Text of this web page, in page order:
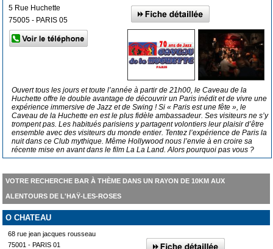
5 Rue Huchette
75005 - PARIS 05
Ouvert tous les jours et toute l’année à partir de 21h00, le Caveau de la
Huchette offre le double avantage de découvrir un Paris inédit et de vivre une
expérience immersive de Jazz et de Swing ! Si « Paris est une fête », le
Caveau de la Huchette en est le plus fidèle ambassadeur. Ses visiteurs ne s’y
trompent pas. Les habitués parisiens y partagent volontiers leur plaisir d’être
ensemble avec des visiteurs du monde entier. Tentez l’expérience de Paris la
nuit dans ce Club mythique. Même Hollywood nous l’envie à en croire sa
récente mise en avant dans le film La La Land. Alors pourquoi pas vous ?
VOTRE RECHERCHE BAR À THÈME DANS UN RAYON DE 10KM AUX
ALENTOURS DE L'HAŸ-LES-ROSES
O CHATEAU
68 rue jean jacques rousseau
75001 - PARIS 01